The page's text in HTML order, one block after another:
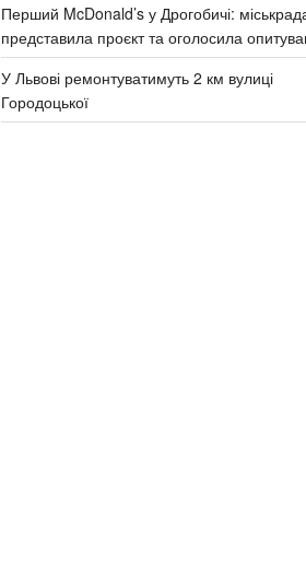
Перший McDonald’s у Дрогобичі:
представила проєкт та оголосила
У Львові ремонтуватимуть 2 км вулиці
Городоцької